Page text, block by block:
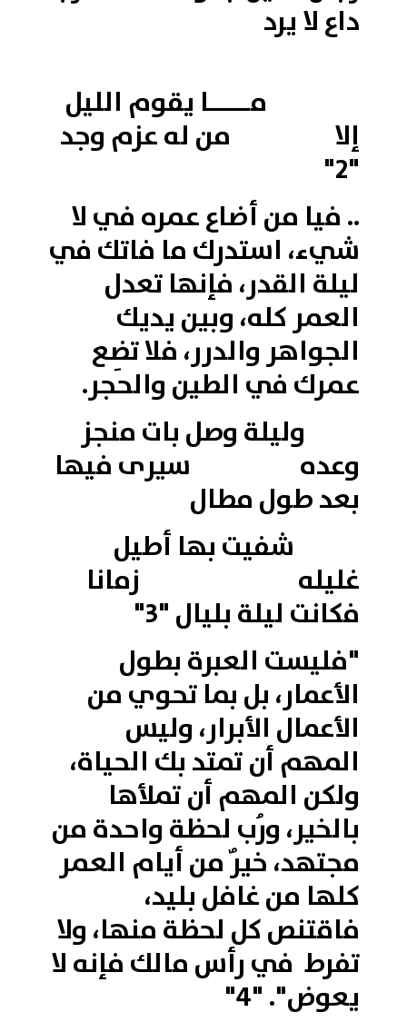
داع لا يرد
مـــــا يقوم الليل
إلا من له عزم وجد
"2"
.. فيا من أضاع عمره في لا
شيء، استدرك ما فاتك في
ليلة القدر، فإنها تعدل
العمر كله، وبين يديك
الجواهر والدرر، فلا تضِع
عمرك في الطين والحجر.
وليلة وصل بات منجز
وعده سيرى فيها
بعد طول مطال
شفيت بها أطيل
غليله زمانا
فكانت ليلة بليال "3"
"فليست العبرة بطول
الأعمار، بل بما تحوي من
الأعمال الأبرار، وليس
المهم أن تمتد بك الحياة،
ولكن المهم أن تملأها
بالخير، ورُب لحظة واحدة من
مجتهد، خيرٌ من أيام العمر
كلها من غافل بليد،
فاقتنص كل لحظة منها، ولا
تفرط في رأس مالك فإنه لا
يعوض". "4"